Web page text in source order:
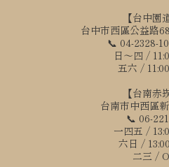
【台中園
台中市西區公益路
📞 04-2328-
日～四 /
五六 /
【台南赤
台南市中西區
📞 06-
一四五 /
六日 /
二三 /